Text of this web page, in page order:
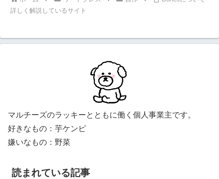
詳しく解説しているサイト
マルチーズのラッキーとともに働く個人事業主です。
好きなもの：芋ケンピ
嫌いなもの：野菜
読まれている記事